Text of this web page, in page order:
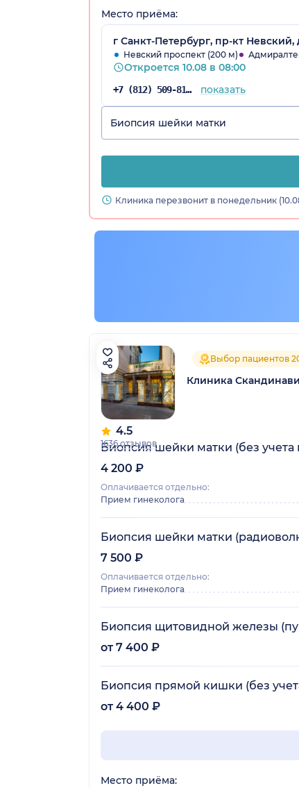
Место приёма:
г Санкт-Петербург, пр-кт Невский,
Невский проспект (200 м)
Откроется 10.08 в 08:00
+7 (812) 509-81-76 показать
Биопсия шейки матки
Клиника перезвонит в понедельник
4.5
1636 отзывов
Выбор пациентов
Клиника
Биопсия шейки матки (без учета
4 200 ₽
Оплачивается отдельно:
Прием гинеколога
Биопсия шейки матки
7 500 ₽
Оплачивается отдельно:
Прием гинеколога
Биопсия щитовидной железы
от 7 400 ₽
Биопсия прямой кишки (без
от 4 400 ₽
Место приёма: